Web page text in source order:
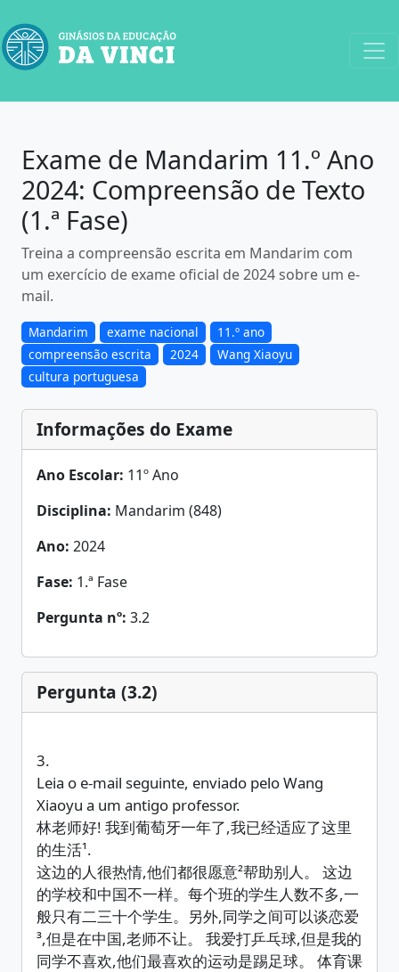
Exame de Mandarim 11.º Ano
2024: Compreensão de Texto
(1.ª Fase)
Treina a compreensão escrita em Mandarim com
um exercício de exame oficial de 2024 sobre um e-
mail.
Mandarim exame nacional
11.º ano
compreensão escrita
2024
Wang Xiaoyu
cultura portuguesa
Informações do Exame
Ano Escolar: 11º Ano
Disciplina: Mandarim (848)
Ano: 2024
Fase: 1.ª Fase
Pergunta nº: 3.2
Pergunta (3.2)
3.
Leia o e-mail seguinte, enviado pelo Wang
Xiaoyu a um antigo professor.
林老师好! 我到葡萄牙一年了,我已经适应了这里
的生活¹.
这边的人很热情,他们都很愿意²帮助别人。 这边
的学校和中国不一样。每个班的学生人数不多,一
般只有二三十个学生。另外,同学之间可以谈恋爱
³,但是在中国,老师不让。 我爱打乒乓球,但是我的
同学不喜欢,他们最喜欢的运动是踢足球。 体育课